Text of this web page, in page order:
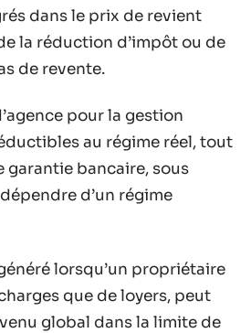
dans le prix de revient
la réduction d’impôt ou de
de revente.
pour la gestion
au régime réel, tout
garantie bancaire, sous
d’un régime
lorsqu’un propriétaire
que de loyers, peut
global dans la limite de